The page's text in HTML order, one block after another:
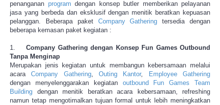
penanganan program dengan konsep butler memberikan pelayanan
jasa yang berbeda dan eksklusif dengan menitik beratkan kepuasan
pelanggan. Beberapa paket Company Gathering tersedia dengan
beberapa kemasan paket kegiatan :
1.
Company Gathering dengan Konsep Fun Games Outbound
Tanpa Menginap
Merupakan jenis kegiatan untuk membangun kebersamaan melalui
acaraCompany Gathering,Outing Kantor,
Employee Gathering
dengan menyelenggarakan kegiatan outbound Fun Games
Team
Building dengan menitik beratkan acara kebersamaan, refreshing
namun tetap mengotimalkan tujuan formal untuk lebih meningkatkan